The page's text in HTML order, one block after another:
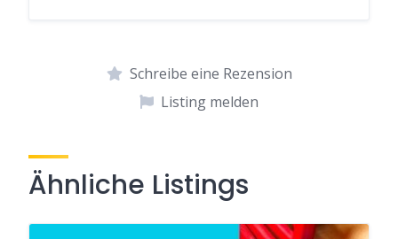
Schreibe eine Rezension
Listing melden
Ähnliche Listings